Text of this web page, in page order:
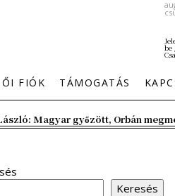
be
FIÓK TÁMOGATÁS
Magyar győzött, Orbán
Keresés